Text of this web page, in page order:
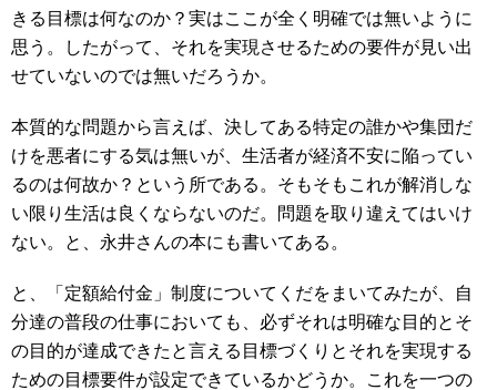
きる目標は何なのか？実はここが全く明確では無いように
思う。したがって、それを実現させるための要件が見い出
せていないのでは無いだろうか。
本質的な問題から言えば、決してある特定の誰かや集団だ
けを悪者にする気は無いが、生活者が経済不安に陥ってい
るのは何故か？という所である。そもそもこれが解消しな
い限り生活は良くならないのだ。問題を取り違えてはいけ
ない。と、永井さんの本にも書いてある。
と、「定額給付金」制度についてくだをまいてみたが、自
分達の普段の仕事においても、必ずそれは明確な目的とそ
の目的が達成できたと言える目標づくりとそれを実現する
ための目標要件が設定できているかどうか。これを一つの